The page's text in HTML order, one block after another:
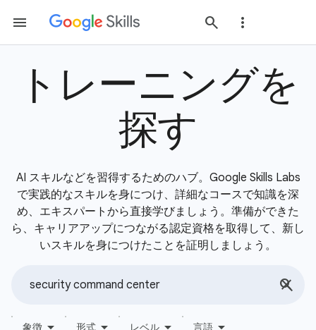
トレーニングを
探す
AI スキルなどを習得するためのハブ。Google Skills Labs
で実践的なスキルを身につけ、詳細なコースで知識を深
め、エキスパートから直接学びましょう。準備ができた
ら、キャリアアップにつながる認定資格を取得して、新し
いスキルを身につけたことを証明しましょう。